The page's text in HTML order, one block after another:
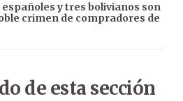
y tres bolivianos son
crimen de compradores de
de esta sección